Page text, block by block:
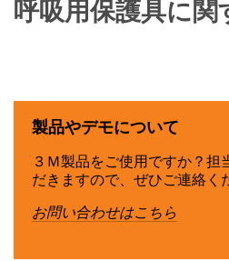
呼吸用保護具に関
製品やデモについて
３Ｍ製品をご使用ですか？担
だきますので、ぜひご連絡く
お問い合わせはこちら